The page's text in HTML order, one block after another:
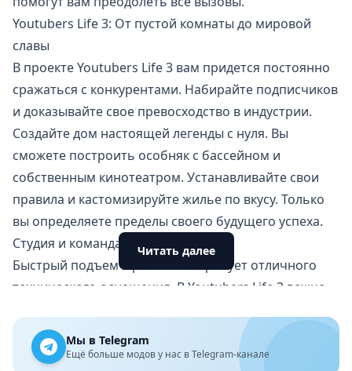
Youtubers Life 3: От пустой комнаты до мировой
славы
В проекте Youtubers Life 3 вам придется постоянно
сражаться с конкурентами. Набирайте подписчиков
и доказывайте свое превосходство в индустрии.
Создайте дом настоящей легенды с нуля. Вы
сможете построить особняк с бассейном и
собственным кинотеатром. Устанавливайте свои
правила и кастомизируйте жилье по вкусу. Только
вы определяете пределы своего будущего успеха.
Студия и команда профессионалов
Быстрый подъем в рейтингах требует отличного
технического оснащения. В Youtubers Life 3 важно
Покупайте лучшие камеры и микрофоны для записи
качественного контента. Новые консоли помогут
Читать далее
Мы в Telegram
Ещё больше модов у нас в Telegram-канале